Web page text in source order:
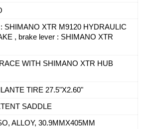
SHIMANO XTR M9120 HYDRAULIC
, brake lever : SHIMANO XTR
WITH SHIMANO XTR HUB
TIRE 27.5"X2.60"
SADDLE
ALLOY, 30.9MMX405MM